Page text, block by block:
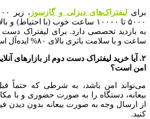
برای لیفتراک‌های دیزلی و گازسوز
ساعت و با سلامت باتری بالای ۸۰% ایده‌آل است.
۲.
آیا خرید لیفتراک دست دوم از بازارهای
امن است؟
می‌تواند امن باشد، به شرطی که حتماً
بیعانه، دستگاه را به صورت حضوری و با
از ارسال وجه به صورت بیعانه بدون دیدن
کنید.